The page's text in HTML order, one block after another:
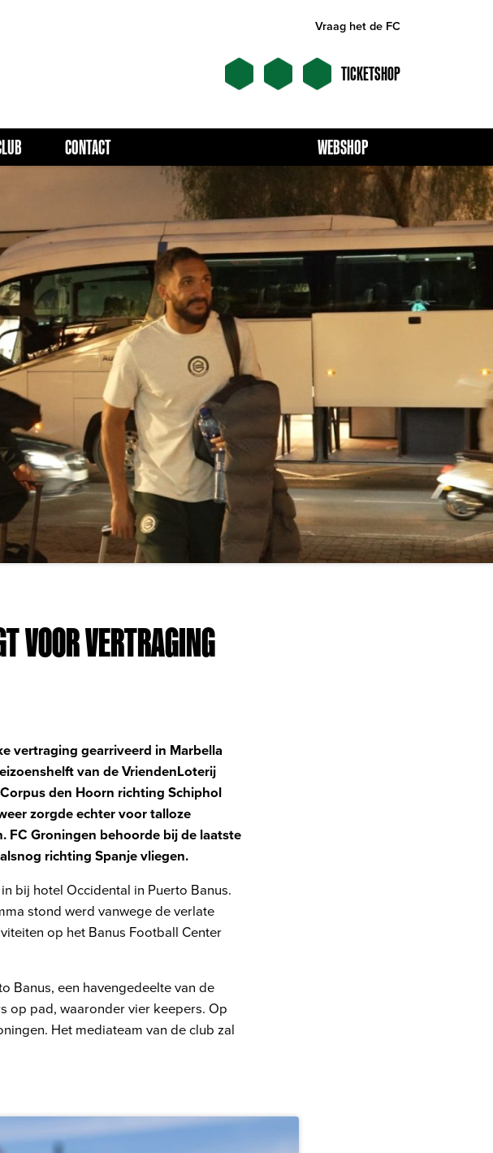
Vraag het de FC
TICKETSHOP
CONTACT WEBSHOP
VOOR VERTRAGING
vertraging gearriveerd in Marbella
van de VriendenLoterij
den Hoorn richting Schiphol
zorgde echter voor talloze
Groningen behoorde bij de laatste
richting Spanje vliegen.
bij hotel Occidental in Puerto Banus.
stond werd vanwege de verlate
op het Banus Football Center
Banus, een havengedeelte van de
op pad, waaronder vier keepers. Op
Het mediateam van de club zal